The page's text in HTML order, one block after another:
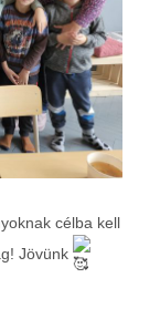
célba kell
Jövünk